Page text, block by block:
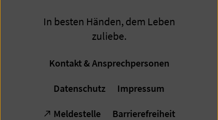
In besten Händen, dem Leben
zuliebe.
Kontakt & Ansprechpersonen
Datenschutz Impressum
Meldestelle Barrierefreiheit